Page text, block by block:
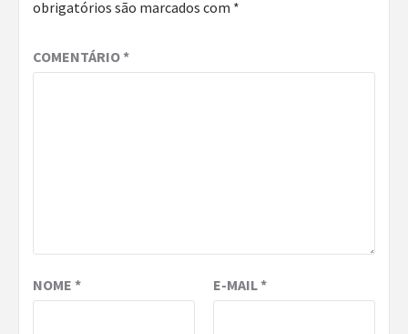
obrigatórios são marcados com *
COMENTÁRIO*
NOME * E-MAIL*